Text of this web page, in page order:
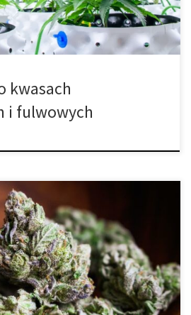
kwasach
i fulwowych
pąków marihuany? Pomyśl
Jasne, możesz ją zjeść, ale nigdy nie
gorący kawałek prosto z pieca.
pąki konopi. Nie są zupełnie
Ci tak pożądanego doświadczenia.
złotego […]